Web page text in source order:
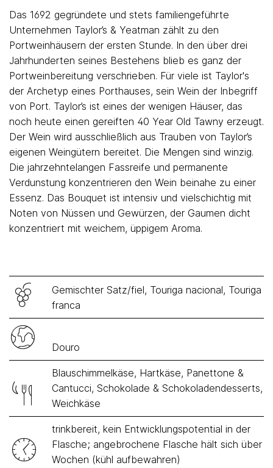
Das 1692 gegründete und stets familiengeführte
Unternehmen Taylor’s & Yeatman zählt zu den
Portweinhäusern der ersten Stunde. In den über drei
Jahrhunderten seines Bestehens blieb es ganz der
Portweinbereitung verschrieben. Für viele ist Taylor's
der Archetyp eines Porthauses, sein Wein der Inbegriff
von Port. Taylor’s ist eines der wenigen Häuser, das
noch heute einen gereiften 40 Year Old Tawny erzeugt.
Der Wein wird ausschließlich aus Trauben von Taylor’s
eigenen Weingütern bereitet. Die Mengen sind winzig.
Die jahrzehntelangen Fassreife und permanente
Verdunstung konzentrieren den Wein beinahe zu einer
Essenz. Das Bouquet ist intensiv und vielschichtig mit
Noten von Nüssen und Gewürzen, der Gaumen dicht
konzentriert mit weichem, üppigem Aroma.
Gemischter Satz/fiel, Touriga nacional, Touriga
franca
Douro
Blauschimmelkäse, Hartkäse, Panettone &
Cantucci, Schokolade & Schokoladendesserts,
Weichkäse
trinkbereit, kein Entwicklungspotential in der
Flasche; angebrochene Flasche hält sich über
Wochen (kühl aufbewahren)